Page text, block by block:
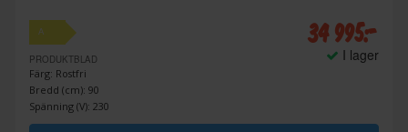
A
PRODUKTBLAD
Färg: Rostfri
Bredd (cm): 90
Spänning (V): 230
34 995:-
I lager